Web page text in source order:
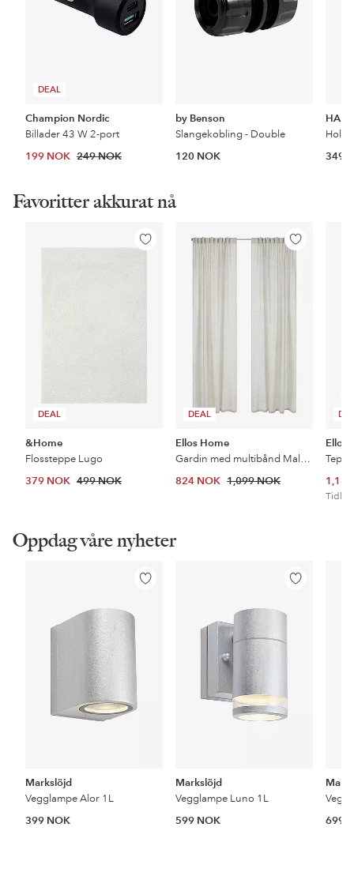
DEAL
Champion Nordic
Billader 43 W 2-port
199 NOK 249 NOK
by Benson
Slangekobling - Double
120 NOK
349
Favoritter akkurat nå
DEAL
Legg
&Home
Flossteppe Lugo
379 NOK 499 NOK
DEAL
Legg
Ellos Home
Gardin med multibånd Malva 2-pk i 100% lin
824 NOK 1,099 NOK
Ellos
Tidl.
Oppdag våre nyheter
Legg
Markslöjd
Vegglampe Alor 1L
399 NOK
Legg
Markslöjd
Vegglampe Luno 1L
599 NOK
699